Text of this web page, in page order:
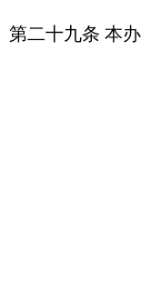
第二十九条 本